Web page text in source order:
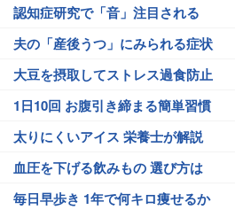
認知症研究で「音」注目される
夫の「産後うつ」にみられる症状
大豆を摂取してストレス過食防止
1日10回 お腹引き締まる簡単習慣
太りにくいアイス 栄養士が解説
血圧を下げる飲みもの 選び方は
毎日早歩き 1年で何キロ痩せるか